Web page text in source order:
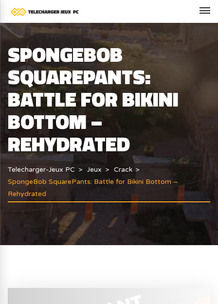
SPONGEBOB
SQUAREPANTS:
BATTLE FOR BIKINI
BOTTOM –
REHYDRATED
Telecharger-Jeux PC Jeux
Crack
SpongeBob SquarePants: Battle for Bikini Bottom –
Rehydrated